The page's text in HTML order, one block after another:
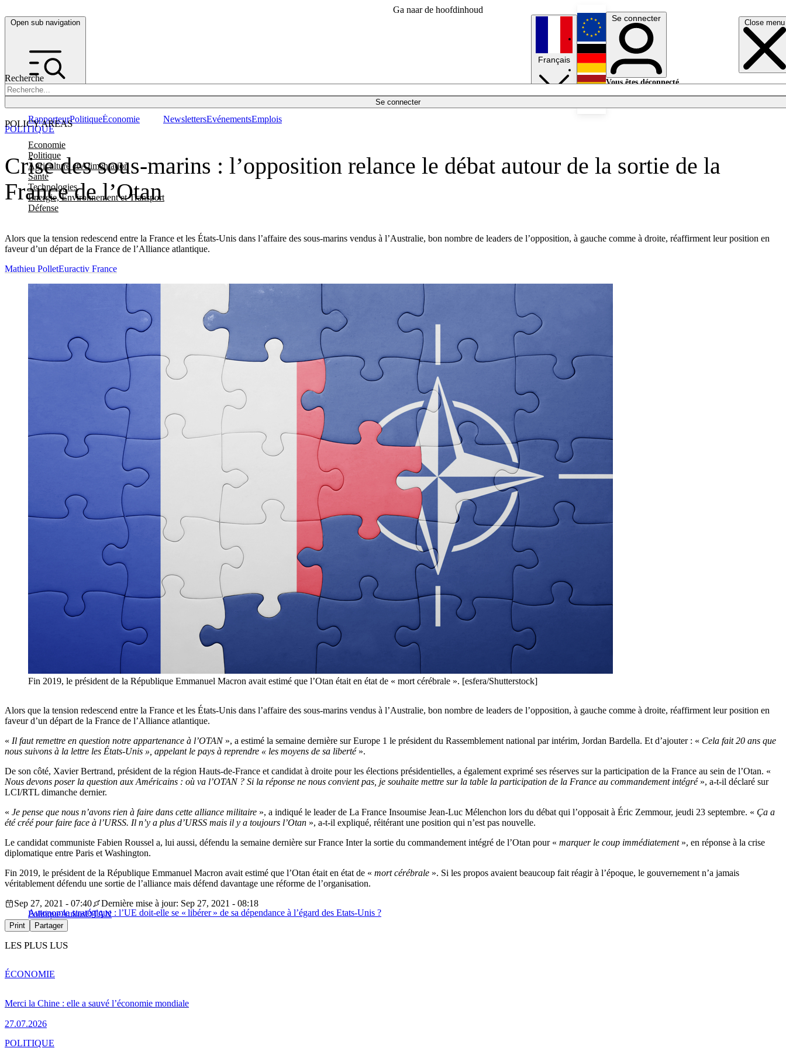
Ga naar de hoofdinhoud
Open sub navigation Close menu
Recherche
Se connecter
POLICY AREAS
Economie
Politique
Agriculture et Alimentation
Santé
Technologies
Energie, Environnement et Transport
Défense
RapporteurPolitiqueÉconomie NewslettersEvénementsEmplois
Français
English
Deutsch
Se connecter
Vous êtes déconnecté.
Crise des sous-marins : l’opposition relance le débat autour de la sortie de la
France de l’Otan
Alors que la tension redescend entre la France et les États-Unis dans l’affaire des sous-marins vendus à l’Australie, bon nombre de leaders de l’opposition, à gauche comme à droite, réaffirment leur position en
faveur d’un départ de la France de l’Alliance atlantique.
POLITIQUE
Mathieu PolletEuractiv France
Fin 2019, le président de la République Emmanuel Macron avait estimé que l’Otan était en état de « mort cérébrale ». [esfera/Shutterstock]
Alors que la tension redescend entre la France et les États-Unis dans l’affaire des sous-marins vendus à l’Australie, bon nombre de leaders de l’opposition, à gauche comme à droite, réaffirment leur position en
faveur d’un départ de la France de l’Alliance atlantique.
« Il faut remettre en question notre appartenance à l’OTAN», a estimé la semaine dernière sur Europe 1 le président du Rassemblement national par intérim, Jordan Bardella. Et d’ajouter : « Cela fait 20 ans que
nous suivons à la lettre les États-Unis », appelant le pays à reprendre « les moyens de sa liberté».
De son côté, Xavier Bertrand, président de la région Hauts-de-France et candidat à droite pour les élections présidentielles, a également exprimé ses réserves sur la participation de la France au sein de l’Otan. «
Nous devons poser la question aux Américains : où va l’OTAN ? Si la réponse ne nous convient pas, je souhaite mettre sur la table la participation de la France au commandement intégré», a-t-il déclaré sur
LCI/RTL dimanche dernier.
« Je pense que nous n’avons rien à faire dans cette alliance militaire », a indiqué le leader de La France Insoumise Jean-Luc Mélenchon lors du débat qui l’opposait à Éric Zemmour, jeudi 23 septembre. « Ça a
été créé pour faire face à l’URSS. Il n’y a plus d’URSS mais il y a toujours l’Otan », a-t-il expliqué, réitérant une position qui n’est pas nouvelle.
Le candidat communiste Fabien Roussel a, lui aussi, défendu la semaine dernière sur France Inter la sortie du commandement intégré de l’Otan pour « marquer le coup immédiatement», en réponse à la crise
diplomatique entre Paris et Washington.
Fin 2019, le président de la République Emmanuel Macron avait estimé que l’Otan était en état de « mort cérébrale ». Si les propos avaient beaucoup fait réagir à l’époque, le gouvernement n’a jamais
véritablement défendu une sortie de l’alliance mais défend davantage une réforme de l’organisation.
Autonomie stratégique : l’UE doit-elle se « libérer » de sa dépendance à l’égard des Etats-Unis ?
Sep 27, 2021 - 07:40
Dernière mise à jour: Sep 27, 2021 - 08:18
PolitiqueAukusOTAN
Print Partager
LES PLUS LUS
Merci la Chine : elle a sauvé l’économie mondiale
27.07.2026
ÉCONOMIE
POLITIQUE